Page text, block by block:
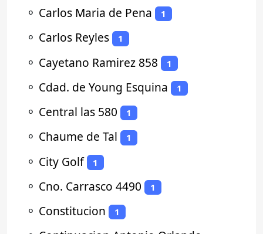
⚬ Carlos Maria de Pena 1
⚬ Carlos Reyles 1
⚬ Cayetano Ramirez 858 1
⚬ Cdad. de Young Esquina 1
⚬ Central las 580 1
⚬ Chaume de Tal 1
⚬ City Golf 1
⚬ Cno. Carrasco 4490 1
⚬ Constitucion 1